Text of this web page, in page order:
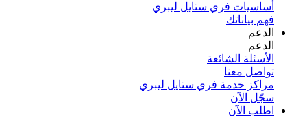
أساسيات فري ستايل ليبري
فهم بياناتك
الدعم
الدعم
الأسئلة الشائعة
تواصل معنا
مراكز خدمة فري ستايل ليبري
سجّل الآن​
اطلب الآن